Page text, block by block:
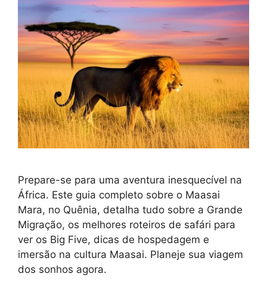
Prepare-se para uma aventura inesquecível na
África. Este guia completo sobre o Maasai
Mara, no Quênia, detalha tudo sobre a Grande
Migração, os melhores roteiros de safári para
ver os Big Five, dicas de hospedagem e
imersão na cultura Maasai. Planeje sua viagem
dos sonhos agora.